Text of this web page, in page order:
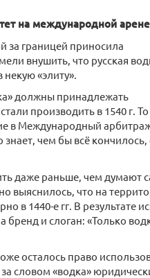
на международной
за границей приносила
внушить, что русская
некую «элиту».
должны принадлежать
производить в 1540 г. То
в Международный
чем бы всё кончилось,
даже раньше, чем думают
выяснилось, что на
в 1440-е гг. В результате
бренд и слоган: «Только
осталось право
словом «водка»